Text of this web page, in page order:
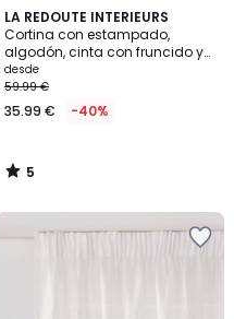
LA REDOUTE INTERIEURS
Cortina con estampado,
algodón, cinta con fruncido y
ondas, CISALI
desde
59.99 €
35.99 € -40%
5
/
5
5
/